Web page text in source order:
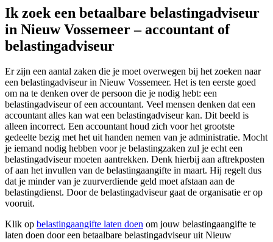
Ik zoek een betaalbare belastingadviseur
in Nieuw Vossemeer – accountant of
belastingadviseur
Er zijn een aantal zaken die je moet overwegen bij het zoeken naar
een belastingadviseur in Nieuw Vossemeer. Het is ten eerste goed
om na te denken over de persoon die je nodig hebt: een
belastingadviseur of een accountant. Veel mensen denken dat een
accountant alles kan wat een belastingadviseur kan. Dit beeld is
alleen incorrect. Een accountant houd zich voor het grootste
gedeelte bezig met het uit handen nemen van je administratie. Mocht
je iemand nodig hebben voor je belastingzaken zul je echt een
belastingadviseur moeten aantrekken. Denk hierbij aan aftrekposten
of aan het invullen van de belastingaangifte in maart. Hij regelt dus
dat je minder van je zuurverdiende geld moet afstaan aan de
belastingdienst. Door de belastingadviseur gaat de organisatie er op
vooruit.
Klik op belastingaangifte laten doen om jouw belastingaangifte te
laten doen door een betaalbare belastingadviseur uit Nieuw